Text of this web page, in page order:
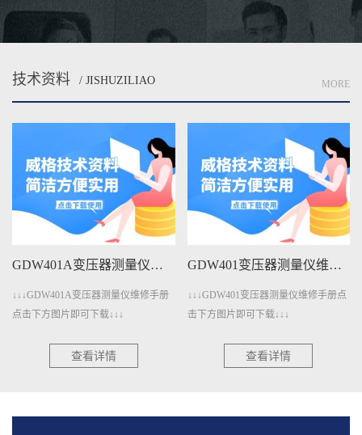
技术资料 / JISHUZILIAO MORE
GDW401A变压器测量仪维修手册下载
变压器测量仪维修手册
下方图片即可下载↓↓↓
查看详情
GDW401变压器测量仪维修手册下载
↓↓↓GDW401变压器测量仪维修手册点
击下方图片即可下载↓↓↓
查看详情